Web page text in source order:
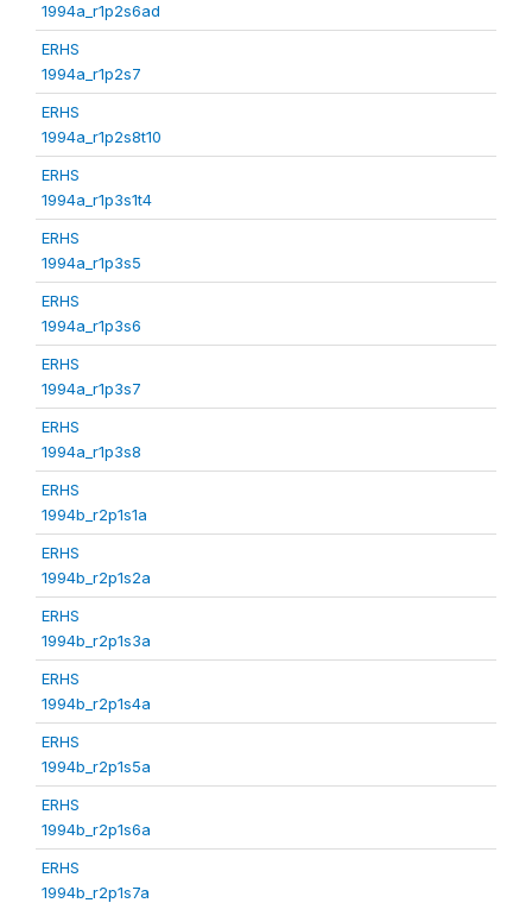
1994a_r1p2s6ad
ERHS
1994a_r1p2s7
ERHS
1994a_r1p2s8t10
ERHS
1994a_r1p3s1t4
ERHS
1994a_r1p3s5
ERHS
1994a_r1p3s6
ERHS
1994a_r1p3s7
ERHS
1994a_r1p3s8
ERHS
1994b_r2p1s1a
ERHS
1994b_r2p1s2a
ERHS
1994b_r2p1s3a
ERHS
1994b_r2p1s4a
ERHS
1994b_r2p1s5a
ERHS
1994b_r2p1s6a
ERHS
1994b_r2p1s7a